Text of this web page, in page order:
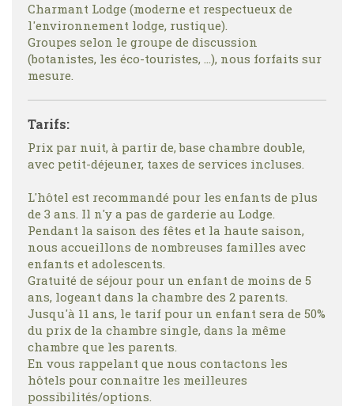
Charmant Lodge (moderne et respectueux de
l'environnement lodge, rustique).
Groupes selon le groupe de discussion
(botanistes, les éco-touristes, ...), nous forfaits sur
mesure.
Tarifs:
Prix par nuit, à partir de, base chambre double,
avec petit-déjeuner, taxes de services incluses.
L'hôtel est recommandé pour les enfants de plus
de 3 ans. Il n'y a pas de garderie au Lodge.
Pendant la saison des fêtes et la haute saison,
nous accueillons de nombreuses familles avec
enfants et adolescents.
Gratuité de séjour pour un enfant de moins de 5
ans, logeant dans la chambre des 2 parents.
Jusqu'à 11 ans, le tarif pour un enfant sera de 50%
du prix de la chambre single, dans la même
chambre que les parents.
En vous rappelant que nous contactons les
hôtels pour connaître les meilleures
possibilités/options.